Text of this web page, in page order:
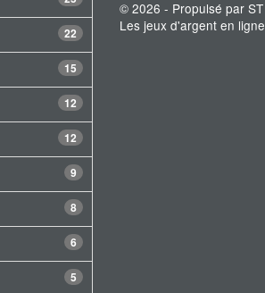
22
15
12
12
9
8
6
5
© 2026 - Propulsé par
Les jeux d'argent en